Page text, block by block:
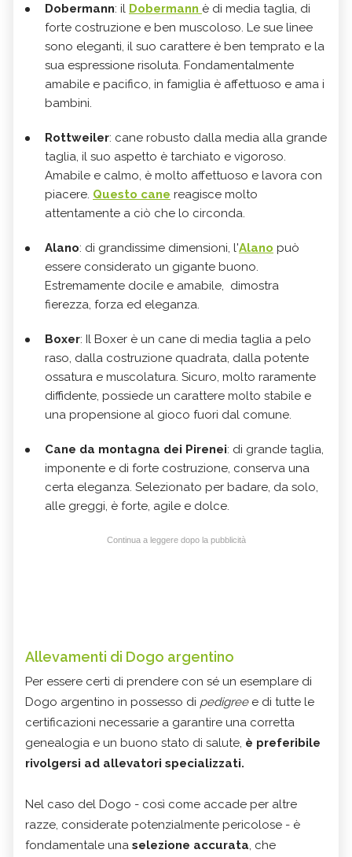
Dobermann: il Dobermann è di media taglia, di
forte costruzione e ben muscoloso. Le sue linee
sono eleganti, il suo carattere è ben temprato e la
sua espressione risoluta. Fondamentalmente
amabile e pacifico, in famiglia è affettuoso e ama i
bambini.
Rottweiler: cane robusto dalla media alla grande
taglia, il suo aspetto è tarchiato e vigoroso.
Amabile e calmo, è molto affettuoso e lavora con
piacere. Questo cane reagisce molto
attentamente a ciò che lo circonda.
Alano: di grandissime dimensioni, l'Alano può
essere considerato un gigante buono.
Estremamente docile e amabile, dimostra
fierezza, forza ed eleganza.
Boxer: Il Boxer è un cane di media taglia a pelo
raso, dalla costruzione quadrata, dalla potente
ossatura e muscolatura. Sicuro, molto raramente
diffidente, possiede un carattere molto stabile e
una propensione al gioco fuori dal comune.
Cane da montagna dei Pirenei: di grande taglia,
imponente e di forte costruzione, conserva una
certa eleganza. Selezionato per badare, da solo,
alle greggi, è forte, agile e dolce.
Continua a leggere dopo la pubblicità
Allevamenti di Dogo argentino
Per essere certi di prendere con sé un esemplare di
Dogo argentino in possesso di pedigreee di tutte le
certificazioni necessarie a garantire una corretta
genealogia e un buono stato di salute, è preferibile
rivolgersi ad allevatori specializzati.
Nel caso del Dogo - così come accade per altre
razze, considerate potenzialmente pericolose - è
fondamentale una selezione accurata , che